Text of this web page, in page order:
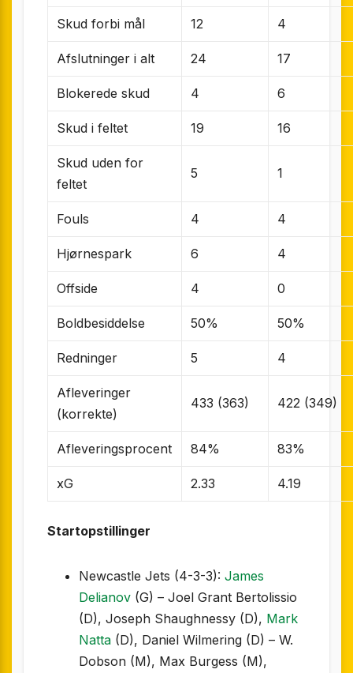
Skud forbi mål 12 4
Afslutninger i alt 24 17
Blokerede skud 4 6
Skud i feltet 19 16
Skud uden for
feltet
5 1
Fouls 4 4
Hjørnespark 6 4
Offside 4 0
Boldbesiddelse 50% 50%
Redninger 5 4
Afleveringer
(korrekte)
433 (363) 422 (349)
Afleveringsprocent 84% 83%
xG 2.33 4.19
Startopstillinger
Newcastle Jets (4-3-3): James
Delianov (G) – Joel Grant Bertolissio
(D), Joseph Shaughnessy (D), Mark
Natta (D), Daniel Wilmering (D) – W.
Dobson (M), Max Burgess (M),